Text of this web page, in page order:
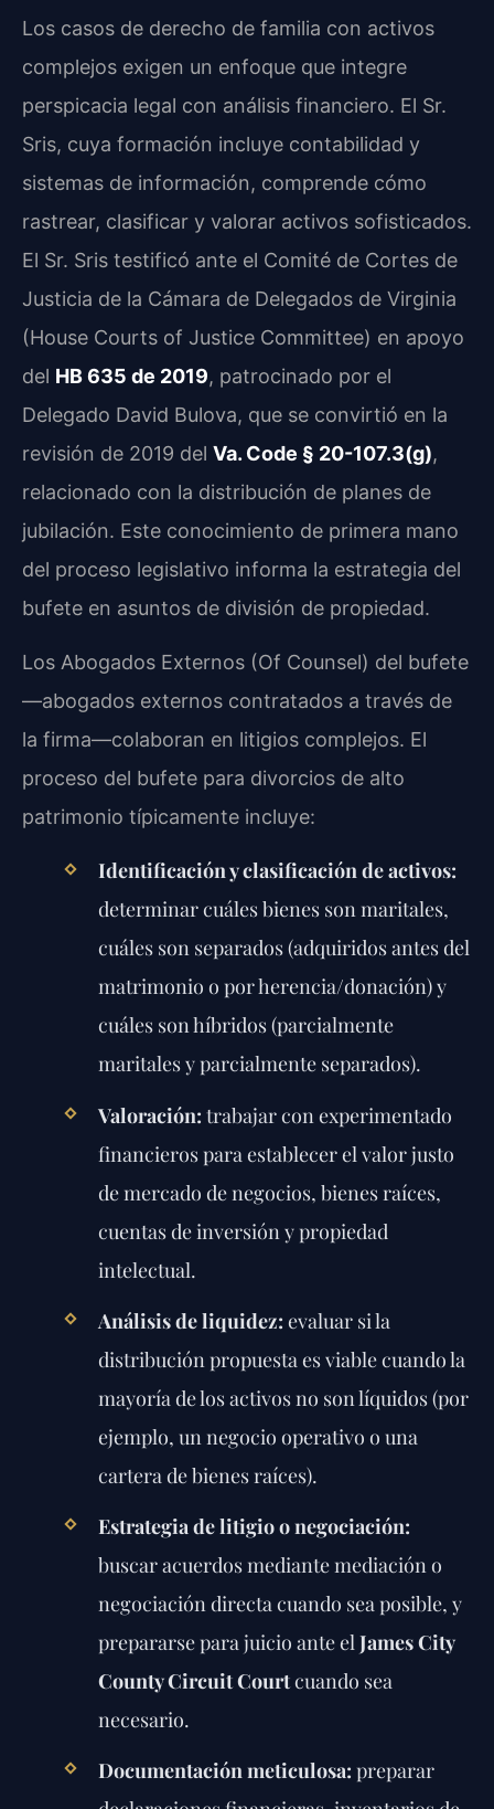
Los casos de derecho de familia con activos
complejos exigen un enfoque que integre
perspicacia legal con análisis financiero. El Sr.
Sris, cuya formación incluye contabilidad y
sistemas de información, comprende cómo
rastrear, clasificar y valorar activos sofisticados.
El Sr. Sris testificó ante el Comité de Cortes de
Justicia de la Cámara de Delegados de Virginia
(House Courts of Justice Committee) en apoyo
del HB 635 de 2019, patrocinado por el
Delegado David Bulova, que se convirtió en la
revisión de 2019 del Va. Code § 20-107.3(g),
relacionado con la distribución de planes de
jubilación. Este conocimiento de primera mano
del proceso legislativo informa la estrategia del
bufete en asuntos de división de propiedad.
Los Abogados Externos (Of Counsel) del bufete
—abogados externos contratados a través de
la firma—colaboran en litigios complejos. El
proceso del bufete para divorcios de alto
patrimonio típicamente incluye:
Identificación y clasificación de activos:
determinar cuáles bienes son maritales,
cuáles son separados (adquiridos antes del
matrimonio o por herencia/donación) y
cuáles son híbridos (parcialmente
maritales y parcialmente separados).
Valoración: trabajar con experimentado
financieros para establecer el valor justo
de mercado de negocios, bienes raíces,
cuentas de inversión y propiedad
intelectual.
Análisis de liquidez: evaluar si la
distribución propuesta es viable cuando la
mayoría de los activos no son líquidos (por
ejemplo, un negocio operativo o una
cartera de bienes raíces).
Estrategia de litigio o negociación:
buscar acuerdos mediante mediación o
negociación directa cuando sea posible, y
prepararse para juicio ante elJames City
County Circuit Courtcuando sea
necesario.
Documentación meticulosa: preparar